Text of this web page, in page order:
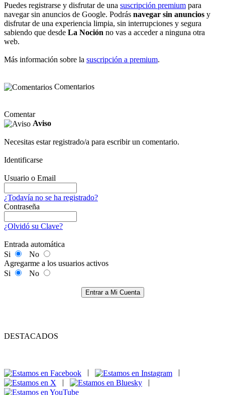
Puedes registrarse y disfrutar de una suscripción premium para
navegar sin anuncios de Google. Podrás navegar sin anuncios y
disfrutar de una experiencia limpia, sin interrupciones y segura
sabiendo que desde La Noción no vas a acceder a ninguna otra
web.
Más información sobre la suscripción a premium.
Comentarios
Comentar
Aviso
Necesitas estar registrado/a para escribir un comentario.
Identificarse
Usuario o Email
¿Todavía no se ha registrado?
Contraseña
¿Olvidó su Clave?
Entrada automática
Si
No
Agregarme a los usuarios activos
Si
No
Entrar a Mi Cuenta
DESTACADOS
|
|